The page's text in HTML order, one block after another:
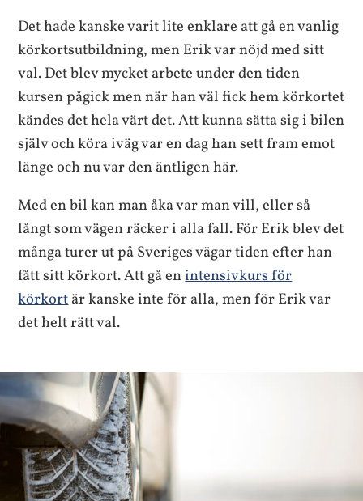
Det hade kanske varit lite enklare att gå en vanlig
körkortsutbildning, men Erik var nöjd med sitt
val. Det blev mycket arbete under den tiden
kursen pågick men när han väl fick hem körkortet
kändes det hela värt det. Att kunna sätta sig i bilen
själv och köra iväg var en dag han sett fram emot
länge och nu var den äntligen här.
Med en bil kan man åka var man vill, eller så
långt som vägen räcker i alla fall. För Erik blev det
många turer ut på Sveriges vägar tiden efter han
fått sitt körkort. Att gå enintensivkurs för
körkortär kanske inte för alla, men för Erik var
det helt rätt val.